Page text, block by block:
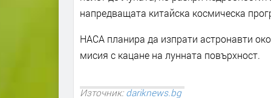
напредващата китайска космическа
НАСА планира да изпрати астронавти
мисия с кацане на лунната повърхност.
Източник:dariknews.bg